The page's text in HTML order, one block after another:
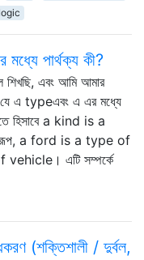
পার্থক্য কী?
শিখছি, এবং আমি আমার
যে এ typeএবং এ এর মধ্যে
হিসাবে a kind is a
a ford is a type of
এটি সম্পর্কে
(শক্তিশালী / দুর্বল,